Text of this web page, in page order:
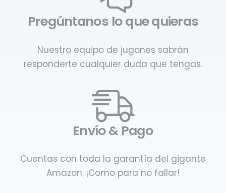
Pregúntanos lo que quieras
Nuestro equipo de jugones sabrán
responderte cualquier duda que tengas.
Envío & Pago
Cuentas con toda la garantía del gigante
Amazon. ¡Como para no fallar!